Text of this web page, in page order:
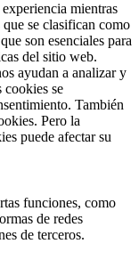
mientras
se clasifican como
son esenciales para
del sitio web.
ayudan a analizar y
cookies se
También
Pero la
puede afectar su
funciones, como
de redes
de terceros.